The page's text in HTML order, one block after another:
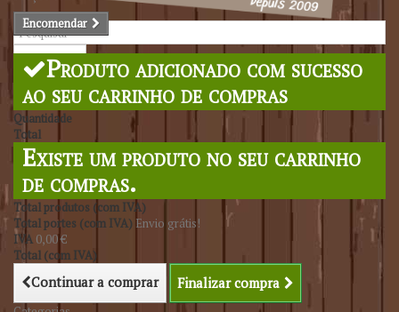
Pesquisar
Encomendar
Produto adicionado com sucesso
ao seu carrinho de compras
Quantidade
Total
Existe um produto no seu carrinho
de compras.
Total produtos (com IVA)
Total portes (com IVA) Envio grátis!
IVA 0,00 €
Total (com IVA)
Continuar a comprar Finalizar compra